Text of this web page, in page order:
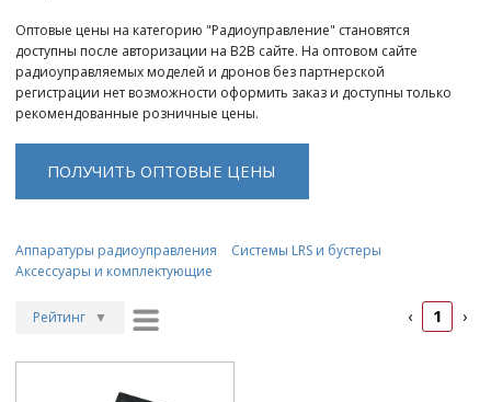
Бренды
Войти в B2B
Стать партнером
Оптовые цены на категорию "Радиоуправление" становятся
доступны после авторизации на B2B сайте. На оптовом сайте
радиоуправляемых моделей и дронов без партнерской
регистрации нет возможности оформить заказ и доступны только
рекомендованные розничные цены.
ПОЛУЧИТЬ ОПТОВЫЕ ЦЕНЫ
Аппаратуры радиоуправления
Системы LRS и бустеры
Аксессуары и комплектующие
Рейтинг ▼
‹ 1 ›